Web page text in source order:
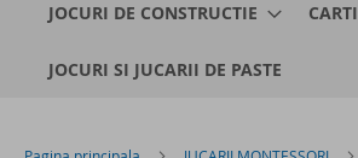
JOCURI DE CONSTRUCTIE CARTI
JOCURI SI JUCARII DE PASTE